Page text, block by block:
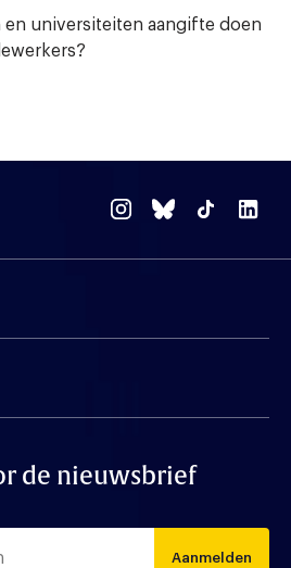
en universiteiten aangifte doen
de nieuwsbrief
Aanmelden